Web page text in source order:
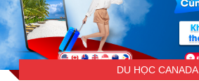
DU HỌC CANADA